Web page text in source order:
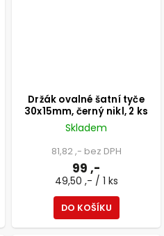
Držák ovalné šatní tyče
30x15mm, černý nikl, 2 ks
Skladem
81,82 ,- bez DPH
99 ,-
49,50 ,- / 1 ks
DO KOŠÍKU